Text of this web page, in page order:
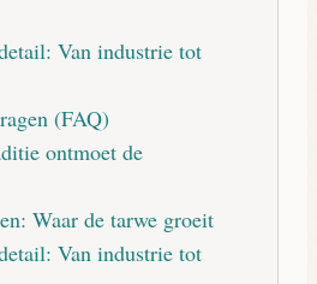
Van industrie tot
(FAQ)
ontmoet de
Waar de tarwe groeit
Van industrie tot